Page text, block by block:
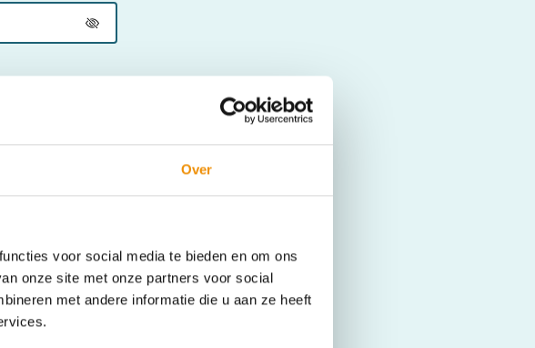
Over
voor social media te bieden en om ons
onze site met onze partners voor social
met andere informatie die u aan ze heeft